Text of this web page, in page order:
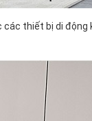
thiết bị di